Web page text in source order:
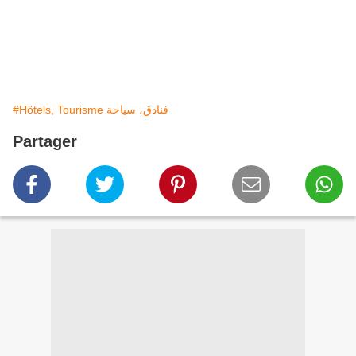
#Hôtels, Tourisme فنادق، سياحة
Partager